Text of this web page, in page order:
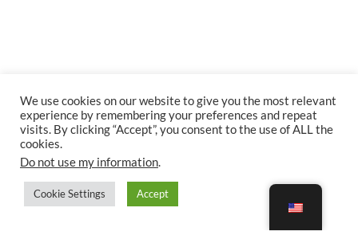
We use cookies on our website to give you the most relevant
experience by remembering your preferences and repeat
visits. By clicking “Accept”, you consent to the use of ALL the
cookies.
Do not use my information.
Cookie Settings Accept